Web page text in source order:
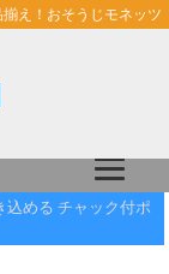
え！おそうじモネッツ
める チャック付ポ